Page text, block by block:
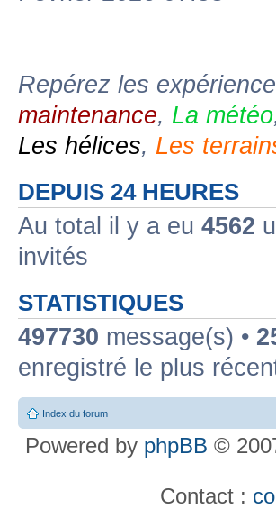
Repérez les
maintenance, La météo
Les hélices, Les
DEPUIS 24 HEURES
Au total il y a eu 4562
invités
STATISTIQUES
497730 message(s) •
enregistré le plus
Index du forum
Powered by phpBB ©
Contact :